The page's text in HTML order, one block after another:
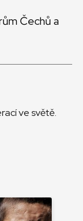
Čechů a
ve světě.